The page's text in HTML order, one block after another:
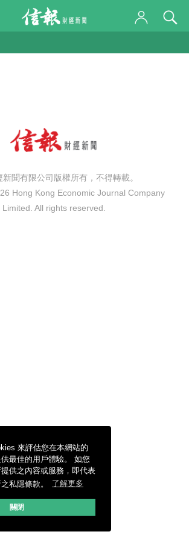
來評估您在本網站的
最佳的用戶體驗。 如您
供之內容或服務，即代表
私隱條款。
了解更多
關閉
聞有限公司版權所有，不得轉載。
Hong Kong Economic Journal Company
Limited. All rights reserved.